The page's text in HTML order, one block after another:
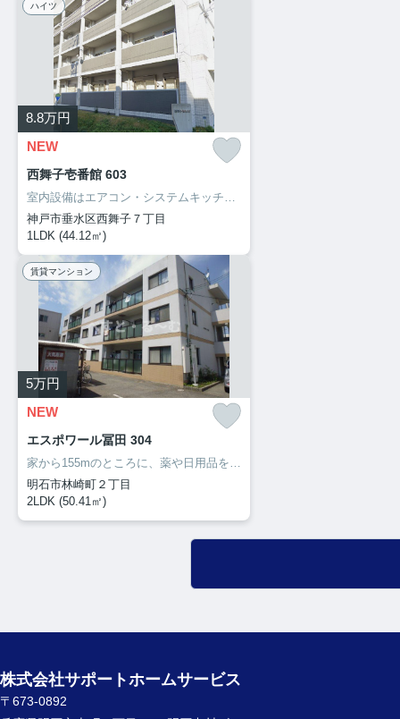
ハイツ
8.8万円
NEW
西舞子壱番館 603
室内設備はエアコン・システムキッチン・追い焚きなど充実した設備を備え付けています。共用部にはエレベータ・バイク置場などが揃っております。自走式駐車場が併設された物件です。陽当たりが良いので、部屋の中にカビが生えにくく快適です。こちらのお部屋で新しい生活を始めてみませんか。住まいに関する情報を数多く提供しております。より自分に適した住まい選びをしていきましょう。私たちもサポート致します。
神戸市垂水区西舞子７丁目
1LDK (44.12㎡)
賃貸マンション
5万円
NEW
エスポワール冨田 304
家から155mのところに、薬や日用品を買うのに便利なクスリキリン堂・明石林崎店があります。洗面所の独立した、充実の収納が嬉しい物件となっています。収納はウォークインクロゼット・シューズボックスなど豊富なので、広々と空間を利用することも可能です。サポートホームサービスのホームページから住まいを探してみませんか。わたしたちが快適な住まい探しをお手伝い致します。
明石市林崎町２丁目
2LDK (50.41㎡)
株式会社サポートホームサービス
〒673-0892